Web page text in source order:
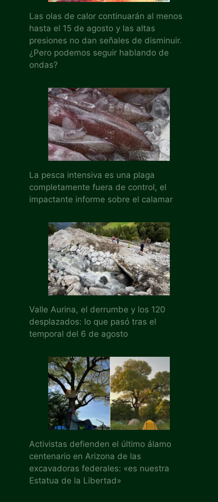
Las olas de calor continuarán al menos
hasta el 15 de agosto y las altas
presiones no dan señales de disminuir.
¿Pero podemos seguir hablando de
ondas?
La pesca intensiva es una plaga
completamente fuera de control, el
impactante informe sobre el calamar
Valle Aurina, el derrumbe y los 120
desplazados: lo que pasó tras el
temporal del 6 de agosto
Activistas defienden el último álamo
centenario en Arizona de las
excavadoras federales: «es nuestra
Estatua de la Libertad»